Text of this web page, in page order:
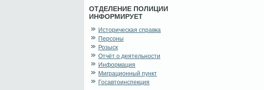
ОТДЕЛЕНИЕ ПОЛИЦИИ
ИНФОРМИРУЕТ
Историческая справка
Персоны
Розыск
Отчёт о деятельности
Информация
Миграционный пункт
Госавтоинспекция